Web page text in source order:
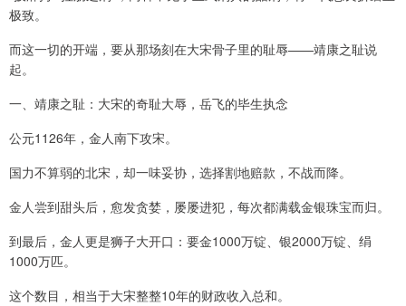
极致。
而这一切的开端，要从那场刻在大宋骨子里的耻辱——靖康之耻说
起。
一、靖康之耻：大宋的奇耻大辱，岳飞的毕生执念
公元1126年，金人南下攻宋。
国力不算弱的北宋，却一味妥协，选择割地赔款，不战而降。
金人尝到甜头后，愈发贪婪，屡屡进犯，每次都满载金银珠宝而归。
到最后，金人更是狮子大开口：要金1000万锭、银2000万锭、绢
1000万匹。
这个数目，相当于大宋整整10年的财政收入总和。